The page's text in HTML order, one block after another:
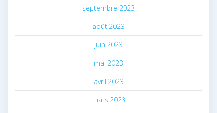
septembre 2023
août 2023
juin 2023
mai 2023
avril 2023
mars 2023